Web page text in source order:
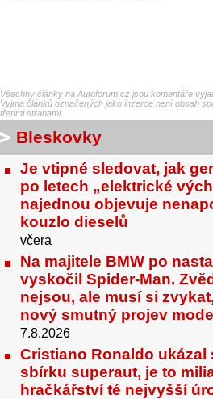
Všechny články na Autoforum.cz jsou komentáře
Vyjma článků označených jako inzerce není obsah
třetími stranami.
Bleskovky
Je vtipné sledovat, jak
po letech „elektrické
najednou objevuje
kouzlo dieselů
včera
Na majitele BMW po
vyskočil Spider-Man.
nejsou, ale musí si
nový smutný projev
7.8.2026
Cristiano Ronaldo ukázal
sbírku superaut, je to
hračkářství té nejvyšší